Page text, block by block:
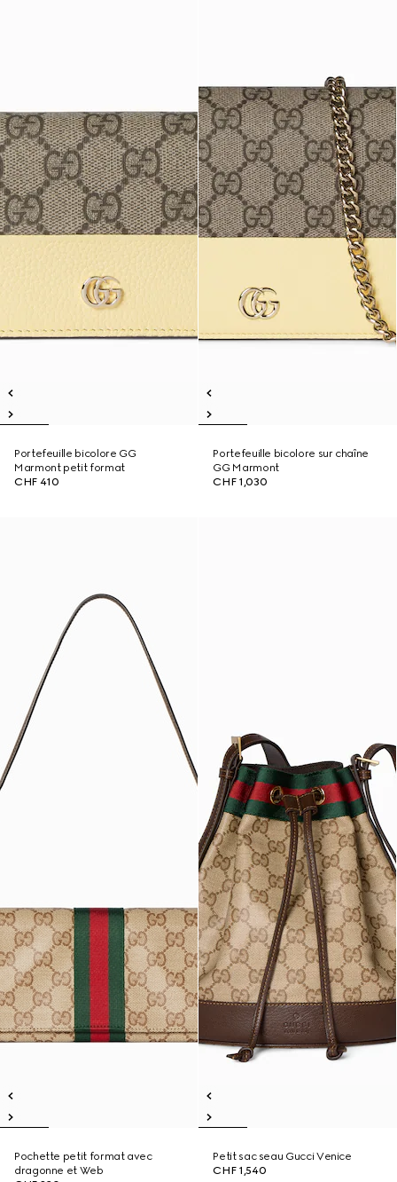
Portefeuille bicolore GG
Marmont petit format
CHF 410
Portefeuille bicolore sur chaîne
GG Marmont
CHF 1,030
Pochette petit format avec
dragonne et Web
Petit sac seau Gucci Venice
CHF 1,540